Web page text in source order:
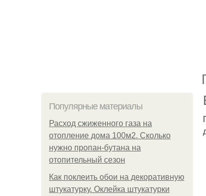
Популярные материалы
Расход сжиженного газа на
отопление дома 100м2. Сколько
нужно пропан-бутана на
отопительный сезон
Как поклеить обои на декоративную
штукатурку. Оклейка штукатурки